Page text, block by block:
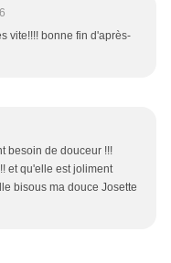
vite!!!! bonne fin d'après-
besoin de douceur !!!
et qu'elle est joliment
bisous ma douce Josette